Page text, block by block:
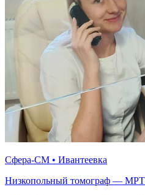
Сфера-СМ • Ивантеевка
Низкопольный томограф — МРТ